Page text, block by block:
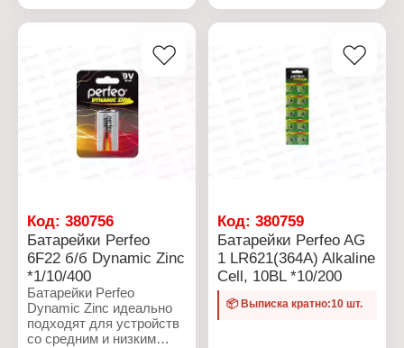
Рабочая температура: от
0 до +40 С
Серия: Super Alkaline
Тип товара: Батарейка
Тип батарейки: 27AE/5BL
Химическое свойство:
алкалиновая (щелочная)
Количество в упаковке: 5
Напряжение: 4,5 В
Количество в упаковке: 1
термоусадочная пленка
Код: 380756
Батарейки Perfeo
6F22 б/б Dynamic Zinc
*1/10/400
Батарейки Perfeo
Dynamic Zinc идеально
подходят для устройств
со средним и низким
Код:380759
Батарейки Perfeo AG
1 LR621(364A) Alkaline
Cell, 10BL *10/200
📦 Выписка кратно:10 шт.